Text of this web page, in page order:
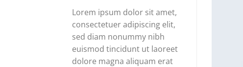
Lorem ipsum dolor sit amet,
consectetuer adipiscing elit,
sed diam nonummy nibh
euismod tincidunt ut laoreet
dolore magna aliquam erat